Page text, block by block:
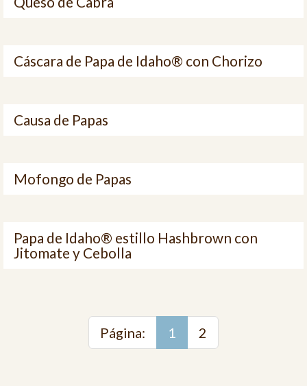
Cáscara de Papa de Idaho® con Chorizo
Causa de Papas
Mofongo de Papas
Papa de Idaho® estillo Hashbrown con
Jitomate y Cebolla
Página: 1 2